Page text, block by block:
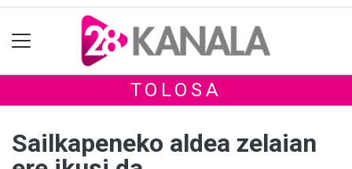
TOLOSA
Sailkapeneko aldea zelaian